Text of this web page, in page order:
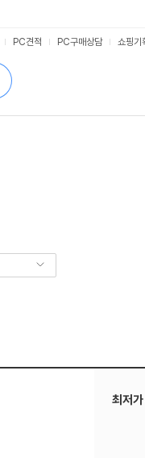
PC견적 PC구매상담 쇼핑기
최저가